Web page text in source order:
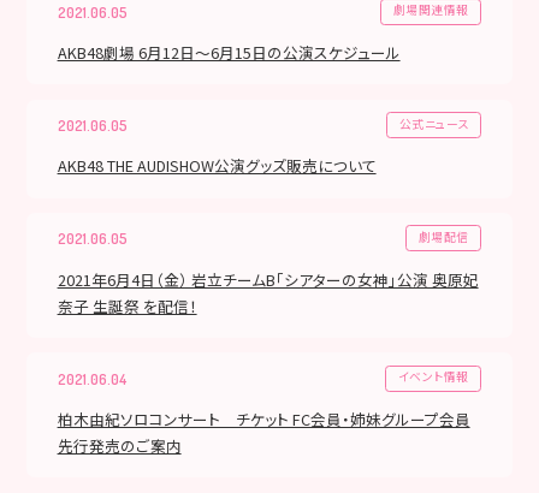
2021.06.05 劇場関連情報
AKB48劇場 6月12日～6月15日の公演スケジュール
2021.06.05 公式ニュース
AKB48 THE AUDISHOW公演グッズ販売について
2021.06.05 劇場配信
2021年6月4日（金） 岩立チームB「シアターの女神」公演 奥原妃
奈子 生誕祭 を配信！
2021.06.04 イベント情報
柏木由紀ソロコンサート チケット FC会員・姉妹グループ会員
先行発売のご案内